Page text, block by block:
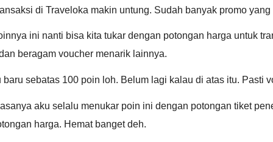
di Traveloka makin untung. Sudah banyak promo
ini nanti bisa kita tukar dengan potongan harga untuk
beragam voucher menarik lainnya.
baru sebatas 100 poin loh. Belum lagi kalau di atas itu. Pasti
aku selalu menukar poin ini dengan potongan tiket
harga. Hemat banget deh.